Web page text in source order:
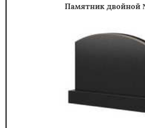
Памятник двойной